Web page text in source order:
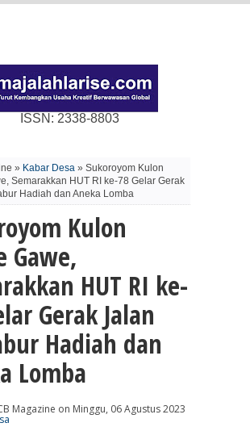
ISSN: 2338-8803
» Kabar Desa » Sukoroyom Kulon
Semarakkan HUT RI ke-78 Gelar Gerak
Hadiah dan Aneka Lomba
Kulon
Gawe,
HUT RI ke-
Gerak Jalan
Hadiah dan
Lomba
Magazine on Minggu, 06 Agustus 2023